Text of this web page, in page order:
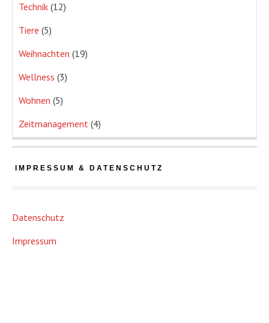
Technik (12)
Tiere (5)
Weihnachten (19)
Wellness (3)
Wohnen (5)
Zeitmanagement (4)
IMPRESSUM & DATENSCHUTZ
Datenschutz
Impressum